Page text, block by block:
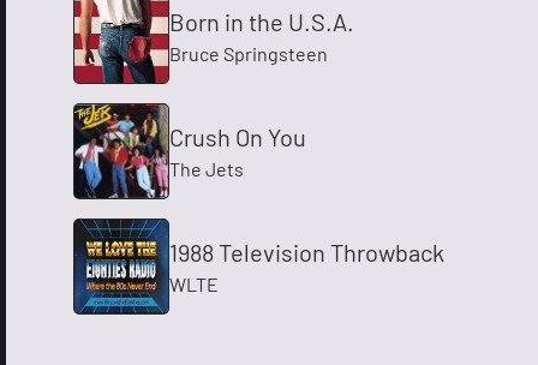
Born in the U.S.A.
Bruce Springsteen
Crush On You
The Jets
1988 Television Throwback
WLTE